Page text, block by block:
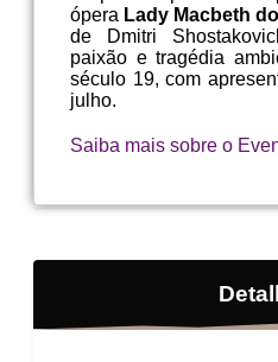
ópera Lady Macbeth
de Dmitri
paixão e tragédia
século 19, com
julho.
Saiba mais sobre o